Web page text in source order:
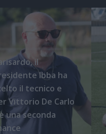
il
Ibba ha
il tecnico e
Vittorio De Carlo
una seconda